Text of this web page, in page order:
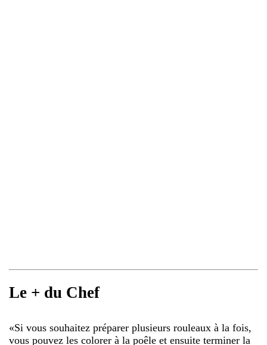
Le + du Chef
«Si vous souhaitez préparer plusieurs rouleaux à la fois,
vous pouvez les colorer à la poêle et ensuite terminer la